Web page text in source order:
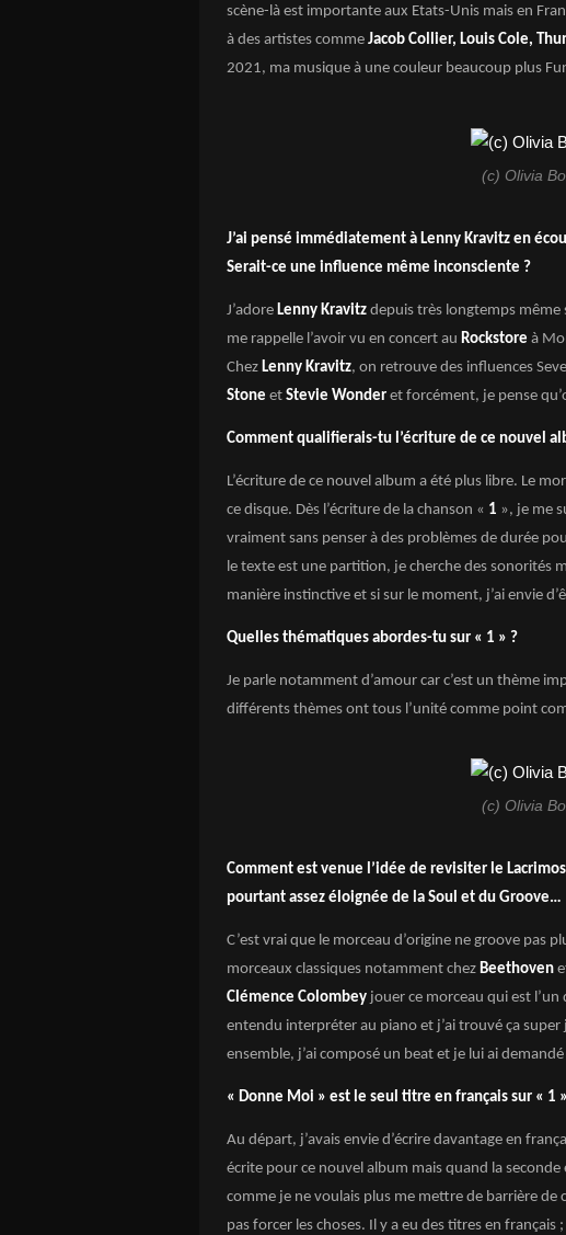
scène-là est importante aux Etats-Unis mais en
à des artistes comme Jacob Collier, Louis Cole,
2021, ma musique à une couleur beaucoup plus
(c) Olivia
J’ai pensé immédiatement à Lenny Kravitz en
Serait-ce une influence même inconsciente ?
J’adore Lenny Kravitz depuis très longtemps même
me rappelle l’avoir vu en concert au Rockstore à
Chez Lenny Kravitz, on retrouve des influences
Stone et Stevie Wonder et forcément, je pense
Comment qualifierais-tu l’écriture de ce nouvel
L’écriture de ce nouvel album a été plus libre. Le
ce disque. Dès l’écriture de la chanson « 1 », je me
vraiment sans penser à des problèmes de durée
le texte est une partition, je cherche des sonorités
manière instinctive et si sur le moment, j’ai envie
Quelles thématiques abordes-tu sur « 1 » ?
Je parle notamment d’amour car c’est un thème
différents thèmes ont tous l’unité comme point
(c) Olivia
Comment est venue l’idée de revisiter le
pourtant assez éloignée de la Soul et du Groove…
C’est vrai que le morceau d’origine ne groove pas
morceaux classiques notamment chez Beethoven
Clémence Colombey jouer ce morceau qui est l’un
entendu interpréter au piano et j’ai trouvé ça super
ensemble, j’ai composé un beat et je lui ai
« Donne Moi » est le seul titre en français sur « 1
Au départ, j’avais envie d’écrire davantage en
écrite pour ce nouvel album mais quand la seconde
comme je ne voulais plus me mettre de barrière de
pas forcer les choses. Il y a eu des titres en français